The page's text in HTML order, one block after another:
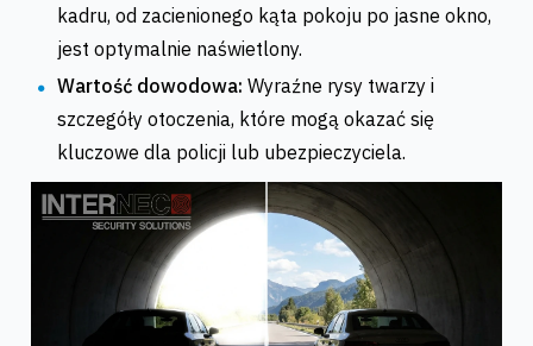
kadru, od zacienionego kąta pokoju po jasne okno,
jest optymalnie naświetlony.
Wartość dowodowa: Wyraźne rysy twarzy i
szczegóły otoczenia, które mogą okazać się
kluczowe dla policji lub ubezpieczyciela.